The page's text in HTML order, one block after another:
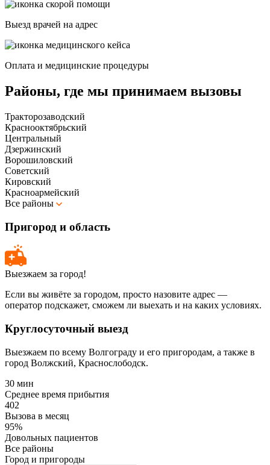
Выезд врачей на адрес
Оплата и медицинские процедуры
Районы, где мы принимаем вызовы
Тракторозаводский
Краснооктябрьский
Центральный
Дзержинский
Ворошиловский
Советский
Кировский
Красноармейский
Все районы
Пригород и область
Выезжаем за город!
Если вы живёте за городом, просто назовите адрес —
оператор подскажет, сможем ли выехать и на каких условиях.
Круглосуточный выезд
Выезжаем по всему Волгограду и его пригородам, а также в
город Волжский, Краснослободск.
30 мин
Среднее время прибытия
402
Вызова в месяц
95%
Довольных пациентов
Все районы
Город и пригороды